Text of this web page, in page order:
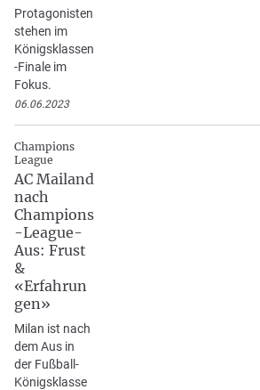
Protagonisten
stehen im
Königsklassen
-Finale im
Fokus.
06.06.2023
Champions
League
AC Mailand
nach
Champions
-League-
Aus: Frust
&
«Erfahrun
gen»
Milan ist nach
dem Aus in
der Fußball-
Königsklasse